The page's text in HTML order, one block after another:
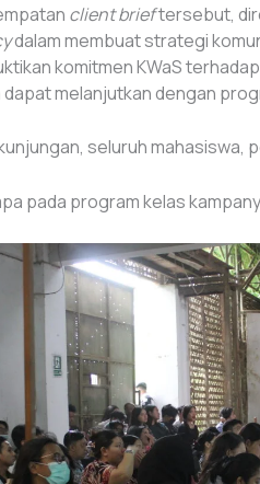
client brieftersebut,
dalam membuat strategi
komitmen KWaS
melanjutkan dengan
seluruh mahasiswa,
pada program kelas